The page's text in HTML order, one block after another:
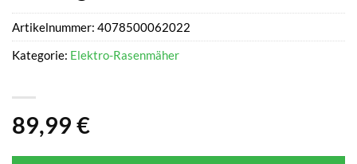
89,99 €
Artikelnummer: 4078500062022
Kategorie: Elektro-Rasenmäher